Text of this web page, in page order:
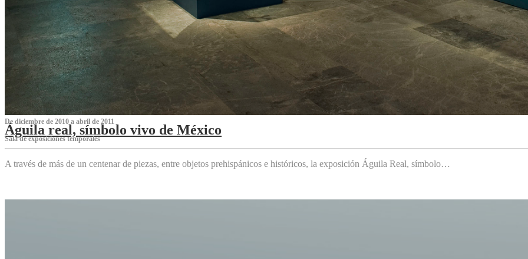
De diciembre de 2010 a abril de 2011
Águila real, símbolo vivo de México
Sala de exposiciones temporales
A través de más de un centenar de piezas, entre objetos prehispánicos e históricos, la exposición Águila Real, símbolo…